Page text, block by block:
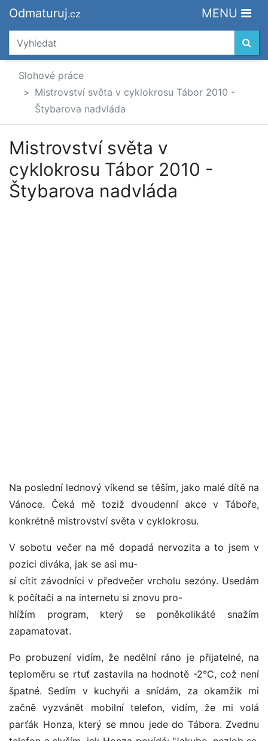
Odmaturuj.cz MENU
Slohové práce
Mistrovství světa v cyklokrosu Tábor 2010 -
Štybarova nadvláda
Mistrovství světa v
cyklokrosu Tábor 2010 -
Štybarova nadvláda
Na poslední lednový víkend se těším, jako malé dítě na
Vánoce. Čeká mě toziž dvoudenní akce v Táboře,
konkrétně mistrovství světa v cyklokrosu.
V sobotu večer na mě dopadá nervozita a to jsem v
pozici diváka, jak se asi mu-
sí cítit závodníci v předvečer vrcholu sezóny. Usedám
k počítači a na internetu si znovu pro-
hlížím program, který se poněkolikáté snažím
zapamatovat.
Po probuzení vidím, že nedělní ráno je přijatelné, na
teploměru se rtuť zastavila na hodnotě -2°C, což není
špatné. Sedím v kuchyňi a snídám, za okamžik mi
začně vyzvánět mobilní telefon, vidím, že mi volá
parťák Honza, který se mnou jede do Tábora. Zvednu